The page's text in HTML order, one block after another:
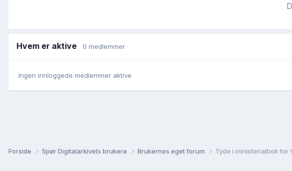
Hvem er aktive 0 medlemmer
Ingen innloggede medlemmer aktive
Forside Spør Digitalarkivets brukere Brukernes eget forum Tyde i ministerialbok for